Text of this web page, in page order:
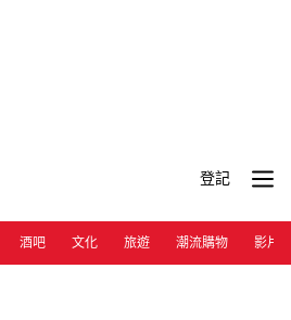
登記
酒吧 文化 旅遊 潮流購物 影片